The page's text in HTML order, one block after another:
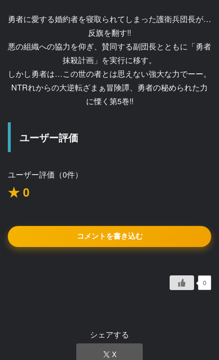
勇者に愛する婚約者を寝取られてしまった護衛兵団長が…
反旗を翻す!!
悪の組織への協力を仰ぎ、賛同する副団長とともに「勇者
抹殺計画」を実行に移す。
しかし勇者は…この世の者とは思えない強大な力でーー。
NTRれからの大逆転ざまぁ冒険譚、勇者の秘められた力
に慄く第5巻!!
ユーザー評価
ユーザー評価（0件）
★ 0
コメントを書き込む
0
シェアする
X